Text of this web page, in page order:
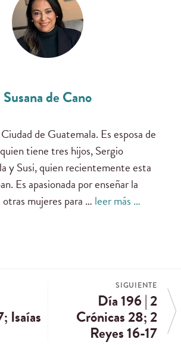
Susana de Cano
de Guatemala. Es esposa de
tiene tres hijos, Sergio
y Susi, quien recientemente esta
Es apasionada por enseñar la
otras mujeres para … leer más …
Isaías
SIGUIENTE
Día 196 | 2
Crónicas 28; 2
Reyes 16-17